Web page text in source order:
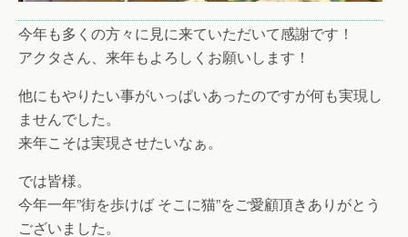
今年も多くの方々に見に来ていただいて感謝です！
アクタさん、来年もよろしくお願いします！
他にもやりたい事がいっぱいあったのですが何も実現し
ませんでした。
来年こそは実現させたいなぁ。
では皆様。
今年一年”街を歩けば そこに猫”をご愛顧頂きありがとう
ございました。